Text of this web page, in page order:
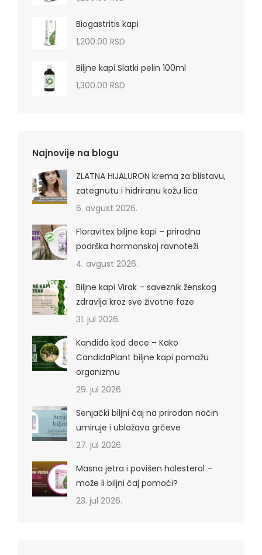
Biogastritis kapi
1,200.00 RSD
Biljne kapi Slatki pelin 100ml
1,300.00 RSD
Najnovije na blogu
ZLATNA HIJALURON krema za blistavu,
zategnutu i hidriranu kožu lica
6. avgust 2026.
Floravitex biljne kapi – prirodna
podrška hormonskoj ravnoteži
4. avgust 2026.
Biljne kapi Virak – saveznik ženskog
zdravlja kroz sve životne faze
31. jul 2026.
Kandida kod dece – Kako
CandidaPlant biljne kapi pomažu
organizmu
29. jul 2026.
Senjački biljni čaj na prirodan način
umiruje i ublažava grčeve
27. jul 2026.
Masna jetra i povišen holesterol –
može li biljni čaj pomoći?
23. jul 2026.